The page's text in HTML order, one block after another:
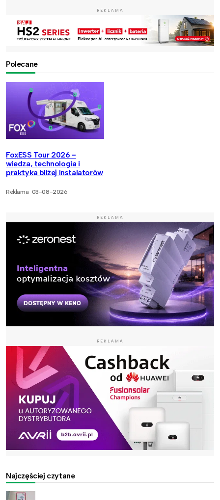
REKLAMA
Polecane
FoxESS Tour 2026 -
wiedza, technologia i
praktyka bliżej instalatorów
Reklama 03-08-2026
REKLAMA
REKLAMA
Najczęściej czytane